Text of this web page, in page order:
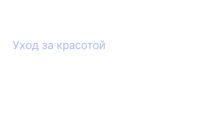
Уход за красотой